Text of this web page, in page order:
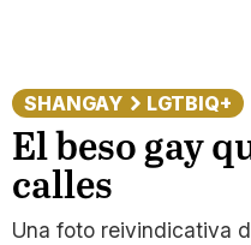
SHANGAY LGTBIQ+
El beso gay
calles
Una foto reivindicativa